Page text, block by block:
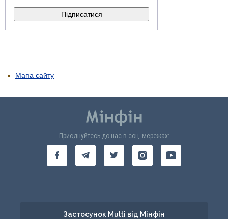
Мапа сайту
Приєднуйтесь до нас в соц. мережах:
Застосунок Multi від Мінфін